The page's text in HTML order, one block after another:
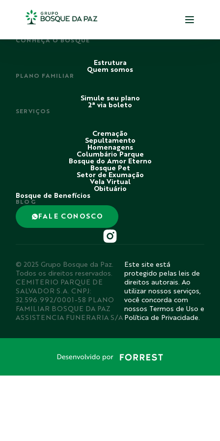
CONHEÇA O BOSQUE
Estrutura
Quem somos
PLANO FAMILIAR
Simule seu plano
2ª via boleto
SERVIÇOS
Cremação
Sepultamento
Homenagens
Columbário Parque
Bosque do Amor Eterno
Bosque Pet
Setor de Exumação
Vela Virtual
Obituário
Bosque de Benefícios
BLOG
FALE CONOSCO
© 2025 Grupo Bosque da Paz.
Todos os direitos reservados.
CEMITERIO PARQUE DE
SALVADOR S.A. CNPJ:
32.596.992/0001-58 PLANO
FAMILIAR BOSQUE DA PAZ
ASSISTENCIA FUNERARIA S/A
Este site está
protegido pelas leis de
direitos autorais. Ao
utilizar nossos serviços,
você concorda com
nossos Termos de Uso e
Política de Privacidade.